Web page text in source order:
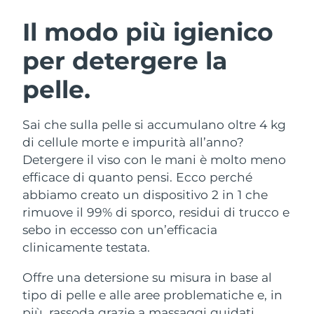
Il modo più igienico
per detergere la
pelle.
Sai che sulla pelle si accumulano oltre 4 kg
di cellule morte e impurità all’anno?
Detergere il viso con le mani è molto meno
efficace di quanto pensi. Ecco perché
abbiamo creato un dispositivo 2 in 1 che
rimuove il 99% di sporco, residui di trucco e
sebo in eccesso con un’efficacia
clinicamente testata.
Offre una detersione su misura in base al
tipo di pelle e alle aree problematiche e, in
Detersione viso
Anti-aging massage
LUNA™ 4 Plus
Massage, LED heating
LUNA™ 4 Men
Microcurrent toning
BEAR™ 2 go
Microcurrent toning on-the-go
BEAR™ 2 eyes & lips
Idratazione
UFO™ 3 pacchetto
Deep facial hydration
Near-infrared and red light therapy
device
Igiene orale
issa™ 4
Hybrid silicone sonic toothbrush
Smart hybrid silicone sonic toothbrush
TRATTAMENTI ANTI-AGE FAQ™
Anti-age Trattamenti LED
Austria Consegna stimata10/08/2026
Bahrein Consegna stimata
Belgio
Bermuda Consegna stimata16/08/2026
Bosnia ed
Erzegovina
Consegna stimata13/08/2026
Brunei Consegna stimata 15/08/2026
Bulgaria Consegna stimata
Cile Consegna stimata14/08/2026